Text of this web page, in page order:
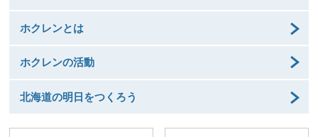
ホクレンとは
ホクレンの活動
北海道の明日をつくろう